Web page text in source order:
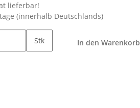
lieferbar!
(innerhalb Deutschlands)
Stk In den Warenkorb